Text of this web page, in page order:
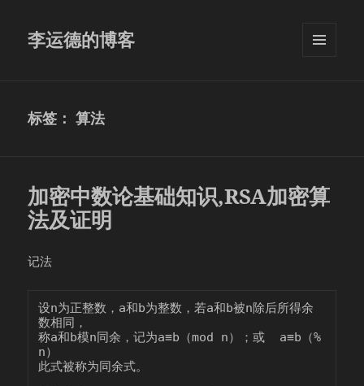
李运德的博客
标签：算法
加密中数论基础知识,RSA加密算
法及证明
记法
设n为正整数，a和b为整数，若a和b被n除后所得余
数相同，
称a和b模n同余，记为a≡b（mod n）；或  a≡b（%
n）
此式被称为同余式。